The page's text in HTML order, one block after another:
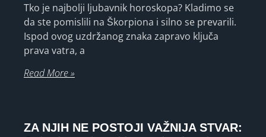
Tko je najbolji ljubavnik horoskopa? Kladimo se
da ste pomislili na Škorpiona i silno se prevarili.
Ispod ovog uzdržanog znaka zapravo ključa
prava vatra, a
Read More »
ZA NJIH NE POSTOJI VAŽNIJA STVAR: